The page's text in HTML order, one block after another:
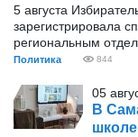
5 августа
зарегистрировала
региональным
Политика 844
05
В